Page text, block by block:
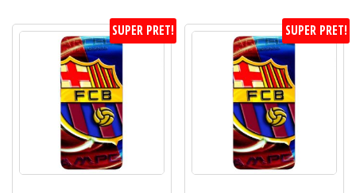
SUPER PRET! SUPER PRET!